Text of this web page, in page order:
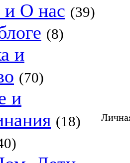
О нас (39)
(8)
и
(70)
и
(18)